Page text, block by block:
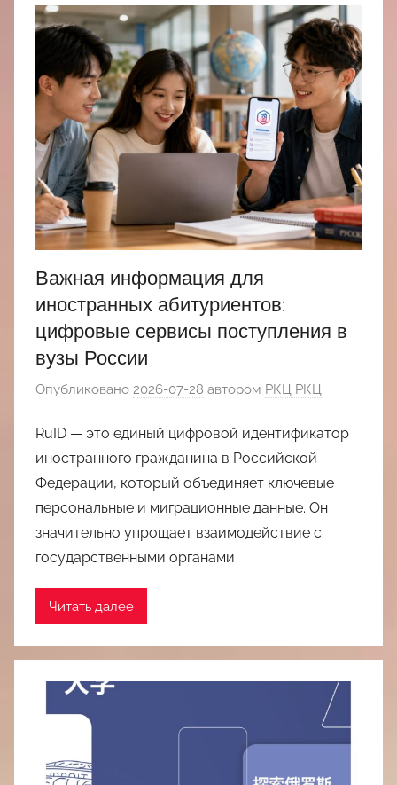
Важная информация для
иностранных абитуриентов:
цифровые сервисы поступления в
вузы России
Опубликовано 2026-07-28 автором РКЦ РКЦ
RuID — это единый цифровой идентификатор
иностранного гражданина в Российской
Федерации, который объединяет ключевые
персональные и миграционные данные. Он
значительно упрощает взаимодействие с
государственными органами
Читать далее